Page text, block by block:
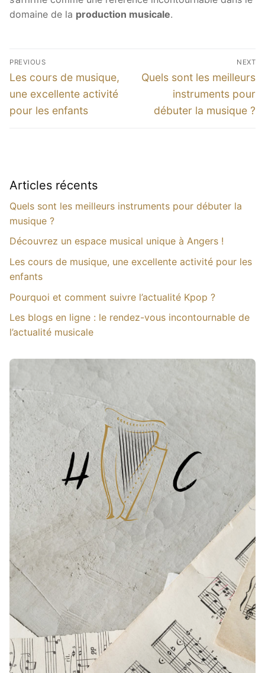
domaine de la production musicale.
Post
navigation
PREVIOUS
Previous
post:
Les cours de musique,
une excellente activité
pour les enfants
NEXT
Next
Quels sont les meilleurs
instruments pour
débuter la musique ?
Articles récents
Quels sont les meilleurs instruments pour débuter la
musique ?
Découvrez un espace musical unique à Angers !
Les cours de musique, une excellente activité pour les
enfants
Pourquoi et comment suivre l’actualité Kpop ?
Les blogs en ligne : le rendez-vous incontournable de
l’actualité musicale